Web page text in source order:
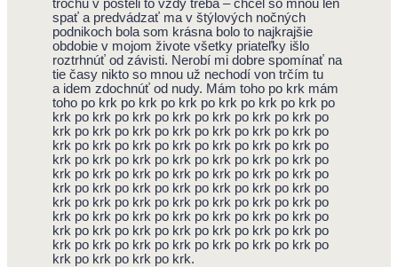
trochu v posteli to vždy treba – chcel so mnou len
spať a predvádzať ma v štýlových nočných
podnikoch bola som krásna bolo to najkrajšie
obdobie v mojom živote všetky priateľky išlo
roztrhnúť od závisti. Nerobí mi dobre spomínať na
tie časy nikto so mnou už nechodí von trčím tu
a idem zdochnúť od nudy. Mám toho po krk mám
toho po krk po krk po krk po krk po krk po krk po
krk po krk po krk po krk po krk po krk po krk po
krk po krk po krk po krk po krk po krk po krk po
krk po krk po krk po krk po krk po krk po krk po
krk po krk po krk po krk po krk po krk po krk po
krk po krk po krk po krk po krk po krk po krk po
krk po krk po krk po krk po krk po krk po krk po
krk po krk po krk po krk po krk po krk po krk po
krk po krk po krk po krk po krk po krk po krk po
krk po krk po krk po krk po krk po krk po krk po
krk po krk po krk po krk po krk po krk po krk po
krk po krk po krk po krk.